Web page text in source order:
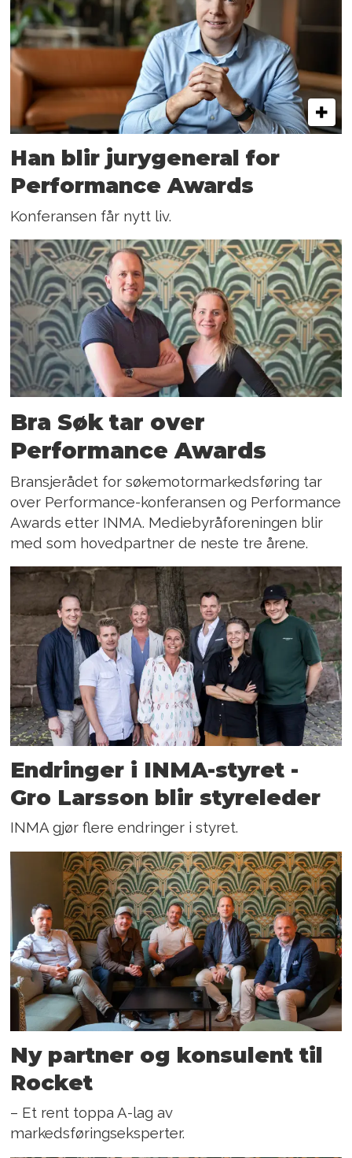
Han blir jurygeneral for
Performance Awards
Konferansen får nytt liv.
Bra Søk tar over
Performance Awards
Bransjerådet for søkemotormarkedsføring tar
over Performance-konferansen og Performance
Awards etter INMA. Mediebyråforeningen blir
med som hovedpartner de neste tre årene.
Endringer i INMA-styret -
Gro Larsson blir styreleder
INMA gjør flere endringer i styret.
Ny partner og konsulent til
Rocket
– Et rent toppa A-lag av
markedsføringseksperter.